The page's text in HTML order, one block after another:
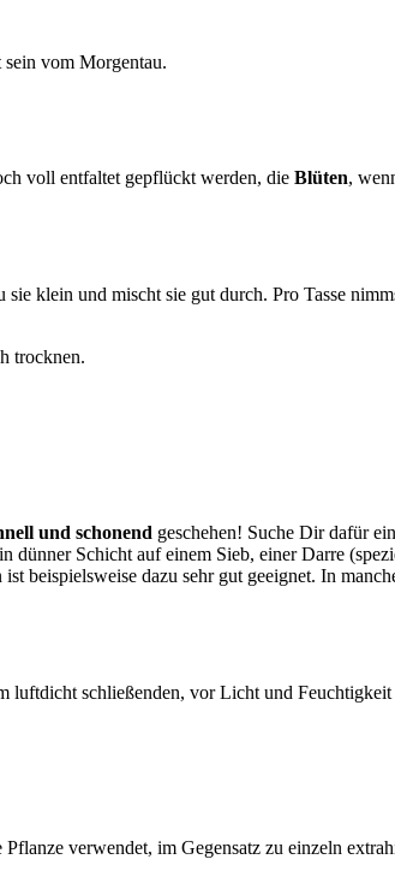
vom Morgentau.
voll entfaltet gepflückt werden, die Blüten,
klein und mischt sie gut durch. Pro Tasse
trocknen.
und schonend geschehen! Suche Dir dafür
dünner Schicht auf einem Sieb, einer Darre
beispielsweise dazu sehr gut geeignet. In
luftdicht schließenden, vor Licht und
verwendet, im Gegensatz zu einzeln